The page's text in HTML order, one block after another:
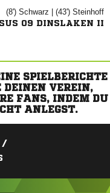
(8')  | (43') 
SUS 09 DINSLAKEN II
SPIELBERICHTE
DEINEN VEREIN,
FANS, INDEM DU
ANLEGST.
/